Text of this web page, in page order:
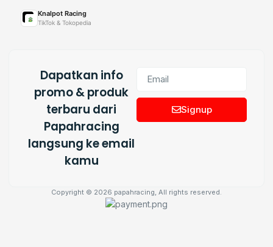
Knalpot Racing
TikTok & Tokopedia
Dapatkan info
promo & produk
terbaru dari
Papahracing
langsung ke email
kamu
Signup
Copyright © 2026 papahracing, All rights reserved.